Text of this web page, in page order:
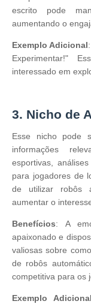
escrito pode
aumentando o
Exemplo Adicional
Experimentar!"
interessado em
3. Nicho de
Esse nicho pode
informações
esportivas,
para jogadores de
de utilizar robôs
aumentar o
Benefícios: A
apaixonado e
valiosas sobre
de robôs
competitiva para os
Exemplo Adicional